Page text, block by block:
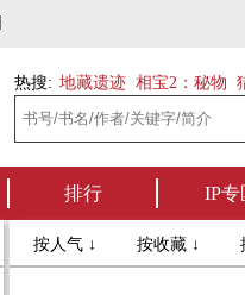
热搜: 地藏遗迹 相宝2：秘物
排行 IP专
按人气 ↓ 按收藏 ↓